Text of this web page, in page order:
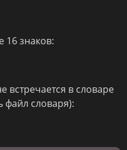
16 знаков:
встречается в словаре
файл словаря):